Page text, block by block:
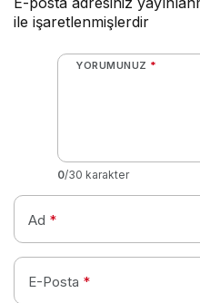
ile işaretlenmişlerdir
YORUMUNUZ *
0/30 karakter
Ad *
E-Posta *